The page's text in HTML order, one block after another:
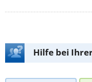
Hilfe bei